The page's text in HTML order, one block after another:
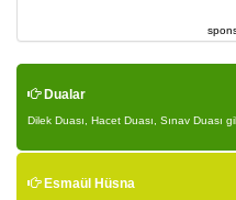
Dualar
Dilek Duası, Hacet Duası, Sınav Duası
Esmaül Hüsna